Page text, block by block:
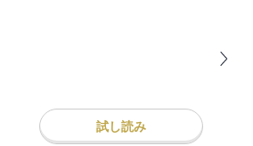
試し読み